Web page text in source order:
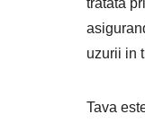
uzurii in
Tava